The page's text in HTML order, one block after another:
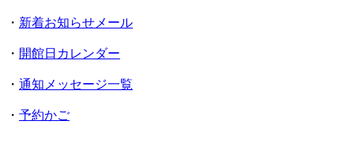
・ 新着お知らせメール
・ 開館日カレンダー
・ 通知メッセージ一覧
・ 予約かご